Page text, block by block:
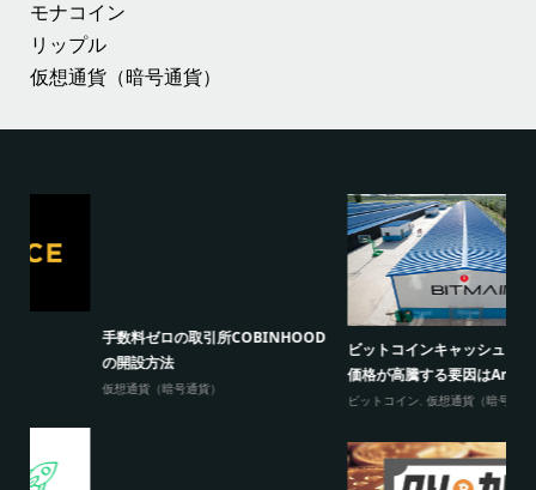
モナコイン
リップル
仮想通貨（暗号通貨）
手数料ゼロの取引所COBINHOOD
仮想通貨（暗号通貨）
ビットコインキャッシュ（BCH）の
価格が高騰する要因はAnt...
,仮想通貨（暗号通貨）